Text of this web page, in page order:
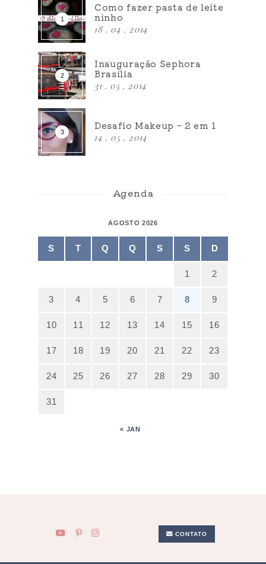
Como fazer pasta de leite
ninho
18 . 04 . 2014
Inauguração Sephora
Brasília
31 . 05 . 2014
Desafio Makeup – 2 em 1
14 . 05 . 2014
Agenda
AGOSTO 2026
S T Q Q S S D
1 2
3 4 5 6 7 8 9
10 11 12 13 14 15 16
17 18 19 20 21 22 23
24 25 26 27 28 29 30
31
« JAN
CONTATO